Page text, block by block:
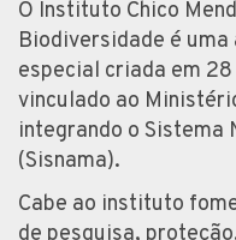
O Instituto Chico
Biodiversidade é
especial criada em
vinculado ao
integrando o Sistema
(Sisnama).
Cabe ao instituto
de pesquisa,